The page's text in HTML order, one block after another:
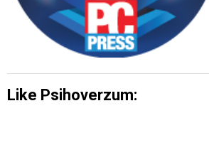
Like Psihoverzum: